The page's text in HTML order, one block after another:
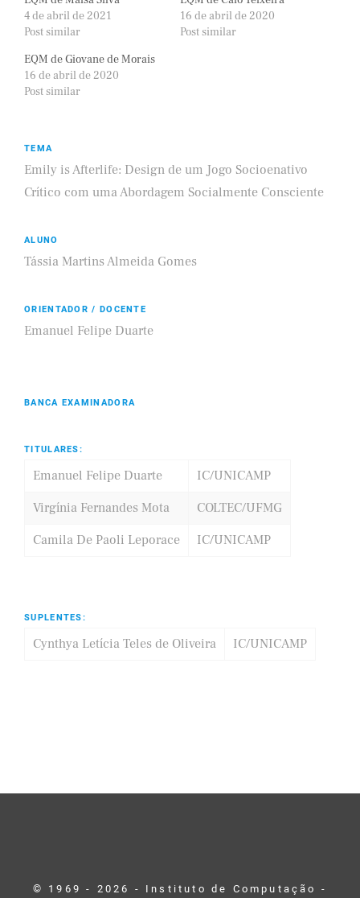
4 de abril de 2021
Post similar
16 de abril de 2020
Post similar
EQM de Giovane de Morais
16 de abril de 2020
Post similar
TEMA
Emily is Afterlife: Design de um Jogo Socioenativo
Crítico com uma Abordagem Socialmente Consciente
ALUNO
Tássia Martins Almeida Gomes
ORIENTADOR / DOCENTE
Emanuel Felipe Duarte
BANCA EXAMINADORA
TITULARES:
Emanuel Felipe Duarte
IC/UNICAMP
Virgínia Fernandes Mota
COLTEC/UFMG
Camila De Paoli Leporace
IC/UNICAMP
SUPLENTES:
Cynthya Letícia Teles de Oliveira IC/UNICAMP
© 1969 - 2026 - Instituto de Computação -